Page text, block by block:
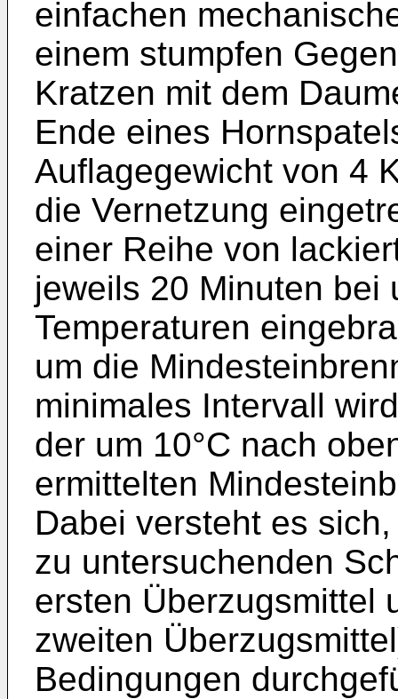
einfachen
einem stumpfen
Kratzen mit dem
Ende eines
Auflagegewicht von 4
die Vernetzung
einer Reihe von
jeweils 20 Minuten bei
Temperaturen
um die
minimales Intervall
der um 10°C nach
ermittelten
Dabei versteht es
zu untersuchenden
ersten Überzugsmittel
zweiten
Bedingungen